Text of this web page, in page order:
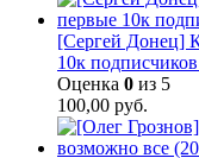
[Сергей Донец]
10к
Оценка 0 из 5
100,00 руб.